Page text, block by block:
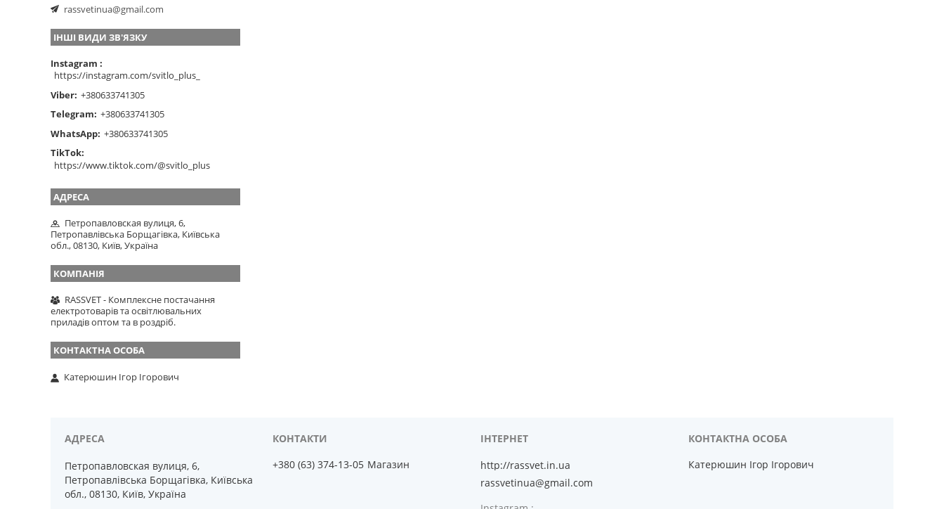
rassvetinua@gmail.com
ІНШІ ВИДИ ЗВ'ЯЗКУ
Instagram
https://instagram.com/svitlo_plus_
Viber +380633741305
Telegram +380633741305
WhatsApp +380633741305
TikTok
https://www.tiktok.com/@svitlo_plus
Петропавловская вулиця, 6,
Петропавлівська Борщагівка, Київська
обл., 08130, Київ, Україна
RASSVET - Комплексне постачання
електротоварів та освітлювальних
приладів оптом та в роздріб.
Катерюшин Ігор Ігорович
Петропавловская вулиця, 6,
Петропавлівська Борщагівка, Київська
обл., 08130, Київ, Україна
+380 (63) 374-13-05 Магазин
http://rassvet.in.ua
rassvetinua@gmail.com
Катерюшин Ігор Ігорович